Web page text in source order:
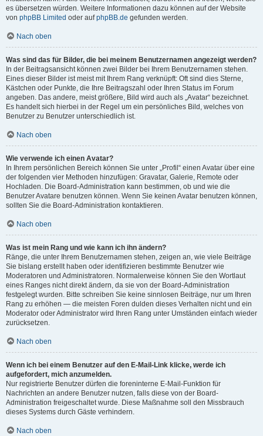
es übersetzen würden. Weitere Informationen dazu können auf der Website
von phpBB Limited oder aufphpBB.de gefunden werden.
Nach oben
Was sind das für Bilder, die bei meinem Benutzernamen angezeigt werden?
In der Beitragsansicht können zwei Bilder bei Ihrem Benutzernamen stehen.
Eines dieser Bilder ist meist mit Ihrem Rang verknüpft: Oft sind dies Sterne,
Kästchen oder Punkte, die Ihre Beitragszahl oder Ihren Status im Forum
angeben. Das andere, meist größere, Bild wird auch als „Avatar“ bezeichnet.
Es handelt sich hierbei in der Regel um ein persönliches Bild, welches von
Benutzer zu Benutzer unterschiedlich ist.
Nach oben
Wie verwende ich einen Avatar?
In Ihrem persönlichen Bereich können Sie unter „Profil“ einen Avatar über eine
der folgenden vier Methoden hinzufügen: Gravatar, Galerie, Remote oder
Hochladen. Die Board-Administration kann bestimmen, ob und wie die
Benutzer Avatare benutzen können. Wenn Sie keinen Avatar benutzen können,
sollten Sie die Board-Administration kontaktieren.
Nach oben
Was ist mein Rang und wie kann ich ihn ändern?
Ränge, die unter Ihrem Benutzernamen stehen, zeigen an, wie viele Beiträge
Sie bislang erstellt haben oder identifizieren bestimmte Benutzer wie
Moderatoren und Administratoren. Normalerweise können Sie den Wortlaut
eines Ranges nicht direkt ändern, da sie von der Board-Administration
festgelegt wurden. Bitte schreiben Sie keine sinnlosen Beiträge, nur um Ihren
Rang zu erhöhen — die meisten Foren dulden dieses Verhalten nicht und ein
Moderator oder Administrator wird Ihren Rang unter Umständen einfach wieder
zurücksetzen.
Nach oben
Wenn ich bei einem Benutzer auf den E-Mail-Link klicke, werde ich
aufgefordert, mich anzumelden.
Nur registrierte Benutzer dürfen die foreninterne E-Mail-Funktion für
Nachrichten an andere Benutzer nutzen, falls diese von der Board-
Administration freigeschaltet wurde. Diese Maßnahme soll den Missbrauch
dieses Systems durch Gäste verhindern.
Nach oben